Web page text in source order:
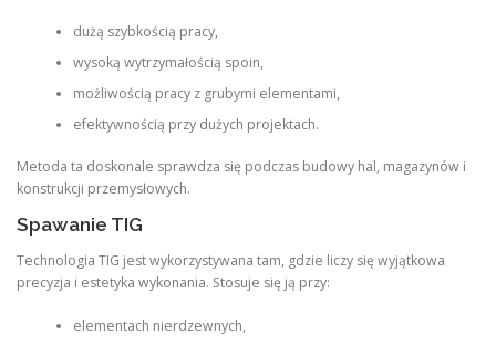
dużą szybkością pracy,
wysoką wytrzymałością spoin,
możliwością pracy z grubymi elementami,
efektywnością przy dużych projektach.
Metoda ta doskonale sprawdza się podczas budowy hal, magazynów i
konstrukcji przemysłowych.
Spawanie TIG
Technologia TIG jest wykorzystywana tam, gdzie liczy się wyjątkowa
precyzja i estetyka wykonania. Stosuje się ją przy:
elementach nierdzewnych,